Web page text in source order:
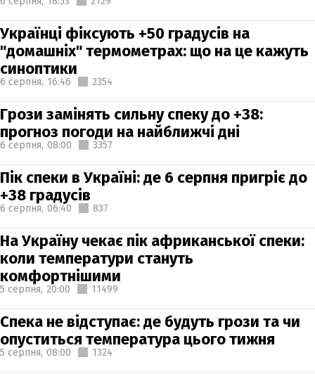
Українці фіксують +50 градусів на
"домашніх" термометрах: що на це кажуть
синоптики
6 серпня, 16:46 2354
Грози замінять сильну спеку до +38:
прогноз погоди на найближчі дні
6 серпня, 08:00 3357
Пік спеки в Україні: де 6 серпня пригріє до
+38 градусів
6 серпня, 06:40 837
На Україну чекає пік африканської спеки:
коли температури стануть
комфортнішими
5 серпня, 20:00 11499
Спека не відступає: де будуть грози та чи
опуститься температура цього тижня
5 серпня, 08:00 1324